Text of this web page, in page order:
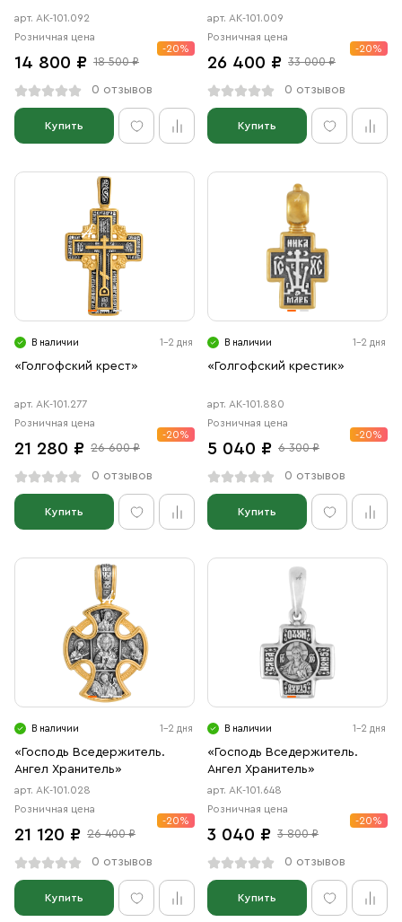
арт. АК-101.092
Розничная цена
14 800 ₽ 18 500 ₽
-20%
0 отзывов
Купить
арт. АК-101.009
Розничная цена
26 400 ₽ 33 000 ₽
-20%
0 отзывов
Купить
В наличии 1-2 дня
«Голгофский крест»
арт. АК-101.277
Розничная цена
21 280 ₽ 26 600 ₽
-20%
0 отзывов
Купить
В наличии 1-2 дня
«Голгофский крестик»
арт. АК-101.880
Розничная цена
5 040 ₽ 6 300 ₽
-20%
0 отзывов
Купить
В наличии 1-2 дня
«Господь Вседержитель.
Ангел Хранитель»
арт. АК-101.028
Розничная цена
21 120 ₽ 26 400 ₽
-20%
0 отзывов
Купить
В наличии 1-2 дня
«Господь Вседержитель.
Ангел Хранитель»
арт. АК-101.648
Розничная цена
3 040 ₽ 3 800 ₽
-20%
0 отзывов
Купить